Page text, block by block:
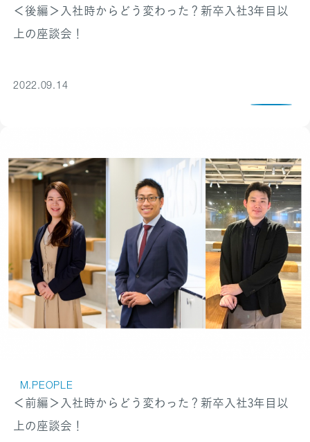
＜後編＞入社時からどう変わった？新卒入社3年目以
上の座談会！
2022.09.14
M.PEOPLE
＜前編＞入社時からどう変わった？新卒入社3年目以
上の座談会！